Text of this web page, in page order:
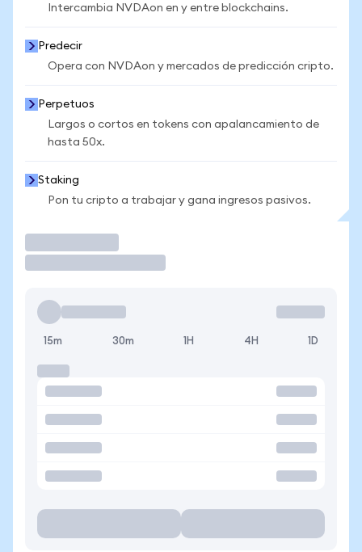
Intercambia NVDAon en y entre blockchains.
Predecir
Opera con NVDAon y mercados de predicción cripto.
Perpetuos
Largos o cortos en tokens con apalancamiento de
hasta 50x.
Staking
Pon tu cripto a trabajar y gana ingresos pasivos.
15m 30m 1H 4H 1D